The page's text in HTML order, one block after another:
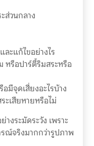
ส่วนกลาง
ละแก้ไขอย่างไร
หรือปาร์ตี้ริมสระหรือ
มีจุดเสี่ยงอะไรบ้าง
เสียหายหรือไม่
งระมัดระวัง เพราะ
ณ์จริงมากกว่ารูปภาพ